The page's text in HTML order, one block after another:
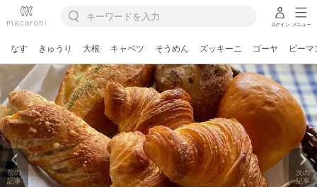
ログイン メニュー
なす きゅうり 大根 キャベツ そうめん ズッキーニ ゴーヤ ピーマ
前の
記事
次の
記事